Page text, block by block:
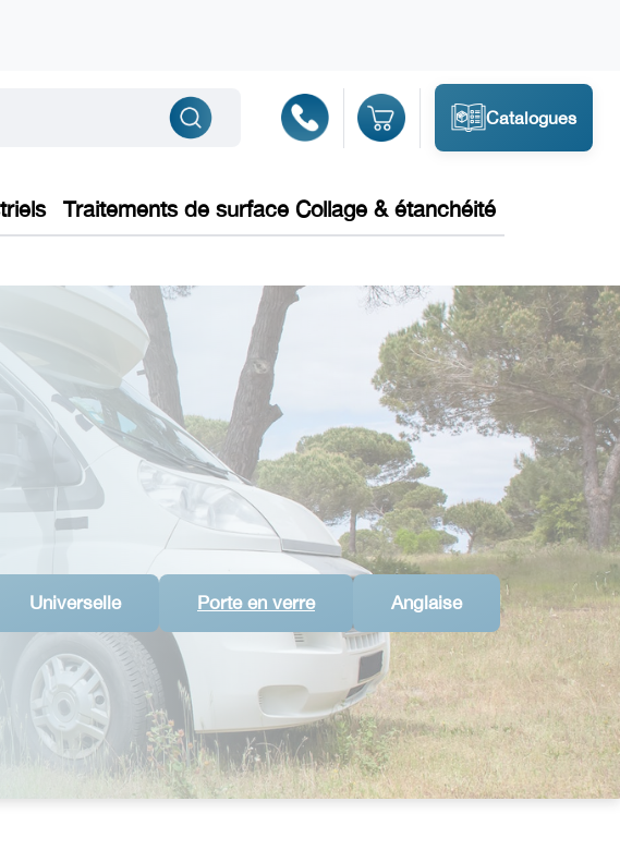
Catalogues
Traitements de surface Collage & étanchéité
Universelle Porte en verre Anglaise